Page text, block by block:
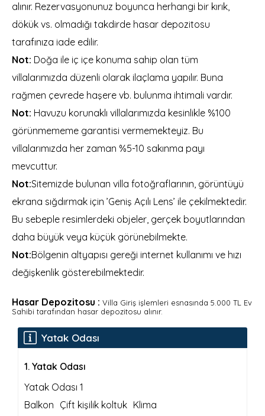
alınır. Rezervasyonunuz boyunca herhangi bir kırık,
dökük vs. olmadığı takdirde hasar depozitosu
tarafınıza iade edilir.
Not: Doğa ile iç içe konuma sahip olan tüm
villalarımızda düzenli olarak ilaçlama yapılır. Buna
rağmen çevrede haşere vb. bulunma ihtimali vardır.
Not: Havuzu korunaklı villalarımızda kesinlikle %100
görünmememe garantisi vermemekteyiz. Bu
villalarımızda her zaman %5-10 sakınma payı
mevcuttur.
Not:Sitemizde bulunan villa fotoğraflarının, görüntüyü
ekrana sığdırmak için ’Geniş Açılı Lens’ ile çekilmektedir.
Bu sebeple resimlerdeki objeler, gerçek boyutlarından
daha büyük veya küçük görünebilmekte.
Not:Bölgenin altyapısı gereği internet kullanımı ve hızı
değişkenlik gösterebilmektedir.
Hasar Depozitosu : Villa Giriş işlemleri esnasında 5.000 TL Ev
Sahibi tarafından hasar depozitosu alınır.
Yatak Odası
1. Yatak Odası
Yatak Odası 1
Balkon Çift kişilik koltuk Klima